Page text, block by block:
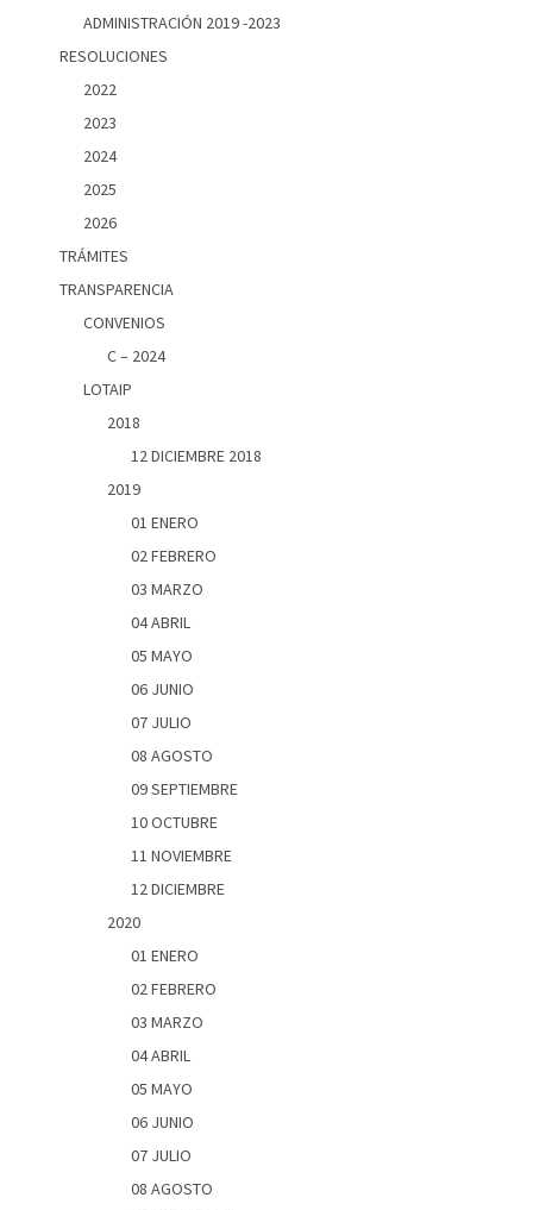
ADMINISTRACIÓN 2019 -2023
RESOLUCIONES
2022
2023
2024
2025
2026
TRÁMITES
TRANSPARENCIA
CONVENIOS
C – 2024
LOTAIP
2018
12 DICIEMBRE 2018
2019
01 ENERO
02 FEBRERO
03 MARZO
04 ABRIL
05 MAYO
06 JUNIO
07 JULIO
08 AGOSTO
09 SEPTIEMBRE
10 OCTUBRE
11 NOVIEMBRE
12 DICIEMBRE
2020
01 ENERO
02 FEBRERO
03 MARZO
04 ABRIL
05 MAYO
06 JUNIO
07 JULIO
08 AGOSTO